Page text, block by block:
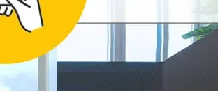
・施工状況について
をご検討中の方へ